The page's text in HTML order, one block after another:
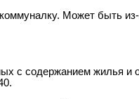
Может быть
с содержанием жилья и